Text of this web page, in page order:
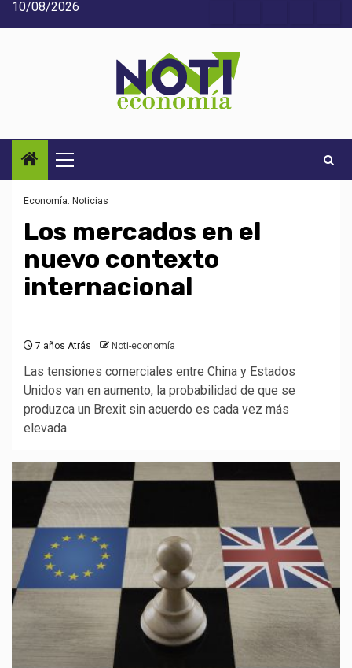
Saltar
al
10/08/2026
Noti-
economía
Menú
principal
Economía: Noticias
Los mercados en el
nuevo contexto
internacional
7 años Atrás Noti-economía
Las tensiones comerciales entre China y Estados
Unidos van en aumento, la probabilidad de que se
produzca un Brexit sin acuerdo es cada vez más
elevada.